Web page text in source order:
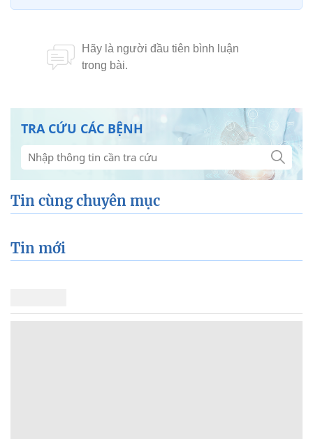
TRA CỨU CÁC BỆNH
Tin cùng chuyên mục
Tin mới